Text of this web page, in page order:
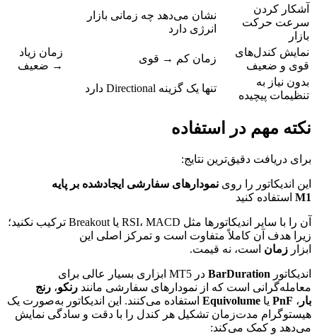
آشکار کردن
سرعت حرکت
بازار
نشان می‌دهد چه زمانی بازار
انرژی دارد
نمایش کندل‌های
قوی و ضعیف
زمان کم → قوی
زمان زیاد
→ ضعیف
بدون نیاز به
تنظیمات پیچیده
تنها یک گزینه Directional دارد
نکته مهم در استفاده
برای دریافت دقیق‌ترین نتایج:
این اندیکاتور را روی نمودارهای سفارشی ایجادشده بر پایه
M1 استفاده کنید
آن را با سایر اندیکاتورها مثل RSI، MACD یا Breakout ترکیب نکنید؛
زیرا هدف آن کاملاً متفاوت است و تمرکز اصلی این
ابزار زمان است، نه قیمت.
اندیکاتور BarDuration
در MT5 ابزاری بسیار عالی برای
معامله‌گرانی است که از نمودارهای سفارشی مانند رنکو، رنج
بار ، PnF یا Equivolume استفاده می‌کنند. این اندیکاتور به‌صورت یک
هیستوگرام مدت‌زمان تشکیل هر کندل را با دقت و سادگی نمایش
می‌دهد و کمک می‌کند: